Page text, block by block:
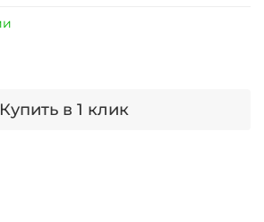
Купить в 1 клик